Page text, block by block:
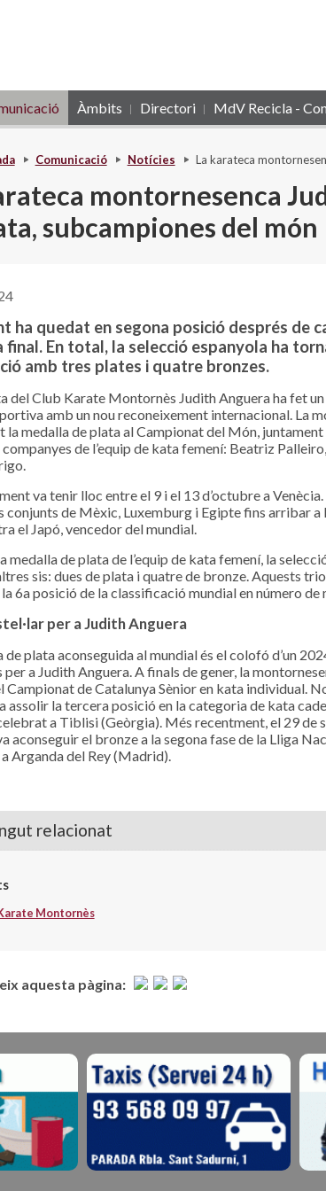
Àmbits Directori MdV Recicla -
Comunicació Notícies La karateca
montornesenca
subcampiones del món
ha quedat en segona posició després de
final. En total, la selecció espanyola ha
amb tres plates i quatre bronzes.
del Club Karate Montornès Judith Anguera ha fet un
amb un nou reconeixement internacional. La
la medalla de plata al Campionat del Món, juntament
de l’equip de kata femení: Beatriz
va tenir lloc entre el 9 i el 13 d’octubre a Venècia.
conjunts de Mèxic, Luxemburg i Egipte fins arribar a
el Japó, vencedor del mundial.
medalla de plata de l’equip de kata femení, la
sis: dues de plata i quatre de bronze. Aquests
la 6a posició de la classificació mundial en número de
per a Judith Anguera
de plata aconseguida al mundial és el colofó d’un
a Judith Anguera. A finals de gener, la
Campionat de Catalunya Sènior en kata individual.
assolir la tercera posició en la categoria de kata
a Tiblisi (Geòrgia). Més recentment, el 29 de
aconseguir el bronze a la segona fase de la Lliga
Arganda del Rey (Madrid).
relacionat
Montornès
aquesta pàgina: